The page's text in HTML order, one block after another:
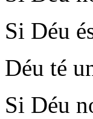
Si Déu
Déu té
Si Déu